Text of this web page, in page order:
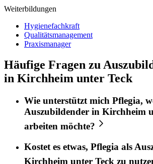
Weiterbildungen
Hygienefachkraft
Qualitätsmanagement
Praxismanager
Häufige Fragen zu
in Kirchheim unter Teck
Wie unterstützt mich Pflegia,
Auszubildender in Kirchheim
arbeiten möchte?
Kostet es etwas, Pflegia als
Kirchheim unter Teck zu